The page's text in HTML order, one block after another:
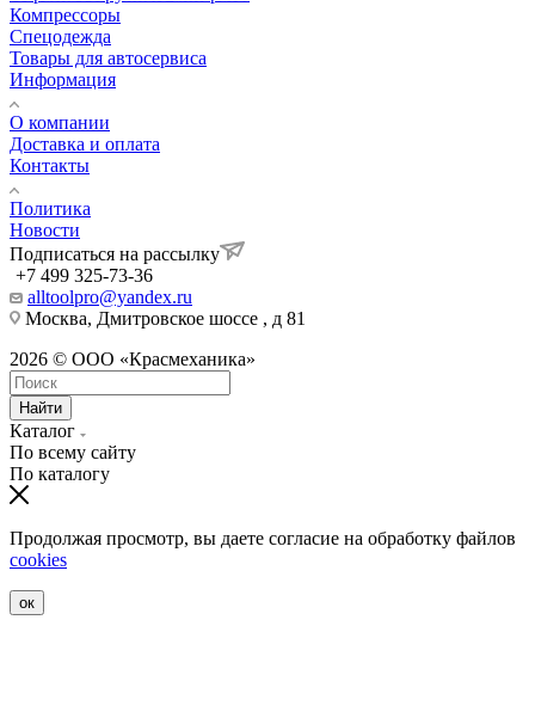
Компрессоры
Спецодежда
Товары для автосервиса
Информация
О компании
Доставка и оплата
Контакты
Политика
Новости
Подписаться на рассылку
+7 499 325-73-36
alltoolpro@yandex.ru
Москва, Дмитровское шоссе , д 81
2026 © ООО «Красмеханика»
Найти
Каталог
По всему сайту
По каталогу
Продолжая просмотр, вы даете согласие на обработку файлов
cookies
ок